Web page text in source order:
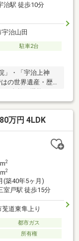
治駅 徒歩10分
治山田
駐車2台
」・「宇治上神
の世界遺産・歴史
自然を堪能でき
ｍの琴坂に紅葉の
院（世界遺産）…
聖寺…約30m〇宇
〇朝霧橋…約290m
宇治線「宇治駅」
アクセス！
万円 4LDK
2
2
(築40年5ヶ月)
室戸駅 徒歩15分
道東隼上り
都市ガス
所有権